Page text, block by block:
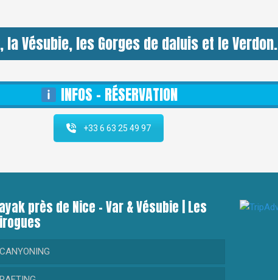
Vésubie, les Gorges de daluis et le Verdon.
INFOS - RÉSERVATION
+33 6 63 25 49 97
près de Nice – Var & Vésubie | Les
CANYONING